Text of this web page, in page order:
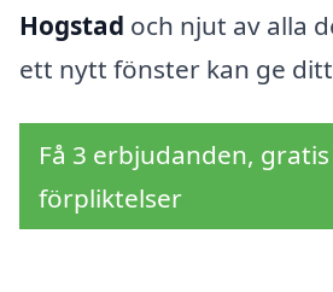
Hogstad och njut av alla
ett nytt fönster kan ge
Få 3 erbjudanden,
förpliktelser